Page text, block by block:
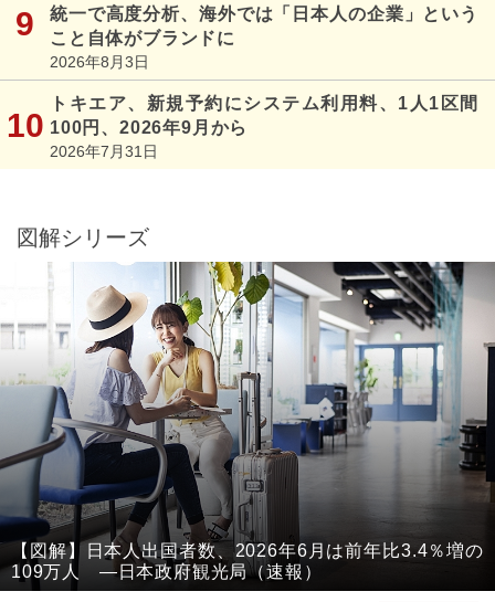
統一で高度分析、海外では「日本人の企業」という
こと自体がブランドに
2026年8月3日
トキエア、新規予約にシステム利用料、1人1区間
100円、2026年9月から
2026年7月31日
図解シリーズ
【図解】日本人出国者数、2026年6月は前年比3.4％増の
109万人 ―日本政府観光局（速報）